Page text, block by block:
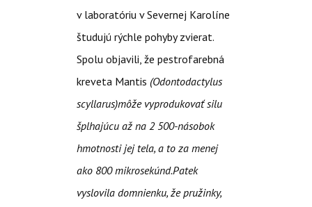
v laboratóriu v Severnej Karolíne
študujú rýchle pohyby zvierat.
Spolu objavili, že pestrofarebná
kreveta Mantis (Odontodactylus
scyllarus)môže vyprodukovať silu
šplhajúcu až na 2 500-násobok
hmotnosti jej tela, a to za menej
ako 800 mikrosekúnd.Patek
vyslovila domnienku, že pružinky,